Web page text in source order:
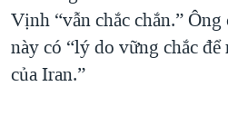
Vịnh “vẫn chắc chắn.”
này có “lý do vững chắc
của Iran.”